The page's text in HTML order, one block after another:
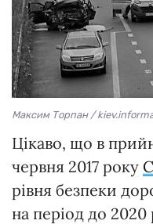
Максим Торпан /
Цікаво, що в
червня 2017 року
рівня безпеки
на період до 2020